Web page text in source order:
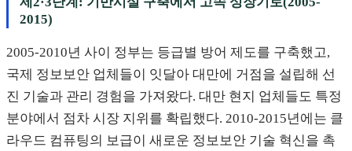
2015)
2005-2010년 사이 정부는 등급별 방어 제도를 구축했고,
국제 정보보안 업체들이 잇달아 대만에 거점을 설립해 선
진 기술과 관리 경험을 가져왔다. 대만 현지 업체들도 특정
분야에서 점차 시장 지위를 확립했다. 2010-2015년에는 클
라우드 컴퓨팅의 보급이 새로운 정보보안 기술 혁신을 촉